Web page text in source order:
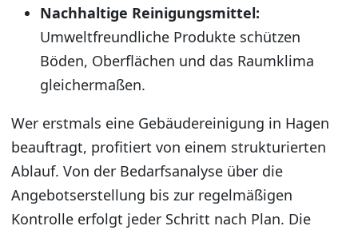
Nachhaltige Reinigungsmittel:
Umweltfreundliche Produkte schützen
Böden, Oberflächen und das Raumklima
gleichermaßen.
Wer erstmals eine Gebäudereinigung in Hagen
beauftragt, profitiert von einem strukturierten
Ablauf. Von der Bedarfsanalyse über die
Angebotserstellung bis zur regelmäßigen
Kontrolle erfolgt jeder Schritt nach Plan. Die